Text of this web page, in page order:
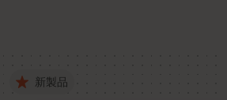
新製品